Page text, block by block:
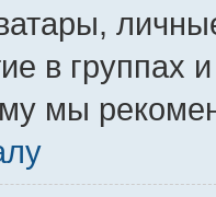
в группах
мы